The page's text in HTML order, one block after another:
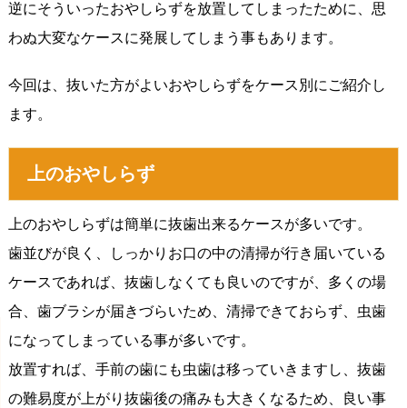
逆にそういったおやしらずを放置してしまったために、思
わぬ大変なケースに発展してしまう事もあります。
今回は、抜いた方がよいおやしらずをケース別にご紹介し
ます。
上のおやしらず
上のおやしらずは簡単に抜歯出来るケースが多いです。
歯並びが良く、しっかりお口の中の清掃が行き届いている
ケースであれば、抜歯しなくても良いのですが、多くの場
合、歯ブラシが届きづらいため、清掃できておらず、虫歯
になってしまっている事が多いです。
放置すれば、手前の歯にも虫歯は移っていきますし、抜歯
の難易度が上がり抜歯後の痛みも大きくなるため、良い事